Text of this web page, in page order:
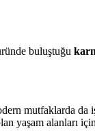
buluştuğu
mutfaklarda da
yaşam alanları